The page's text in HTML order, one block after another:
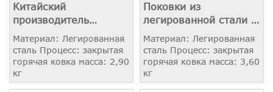
Китайский
производитель
поковок
Материал: Легированная
сталь Процесс: закрытая
горячая ковка масса: 2,90
кг
Поковки из
легированной стали с
механической
обработкой
Материал: Легированная
сталь Процесс: закрытая
горячая ковка масса: 3,60
кг